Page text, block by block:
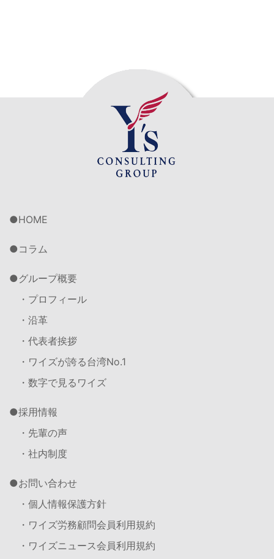
HOME
コラム
グループ概要
・プロフィール
・沿革
・代表者挨拶
・ワイズが誇る台湾No.1
・数字で見るワイズ
採用情報
・先輩の声
・社内制度
お問い合わせ
・個人情報保護方針
・ワイズ労務顧問会員利用規約
・ワイズニュース会員利用規約